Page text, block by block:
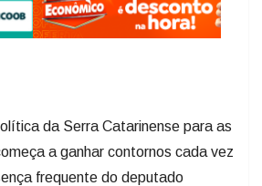
da Serra Catarinense para as
a ganhar contornos cada vez
frequente do deputado